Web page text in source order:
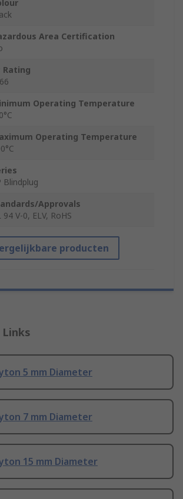
Area Certification
Rating
Operating Temperature
Operating Temperature
Blindplug
Approvals
94 V-0, ELV, RoHS
producten
5 mm Diameter
7 mm Diameter
15 mm Diameter